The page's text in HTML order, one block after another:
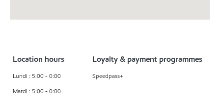
Location hours
Lundi : 5:00 - 0:00
Mardi : 5:00 - 0:00
Loyalty & payment programmes
Speedpass+